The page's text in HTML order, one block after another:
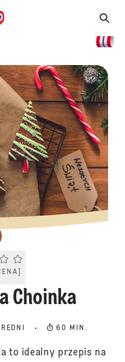
rating 0.0. Click to rate.
Choinka
60 MIN.
to idealny przepis na